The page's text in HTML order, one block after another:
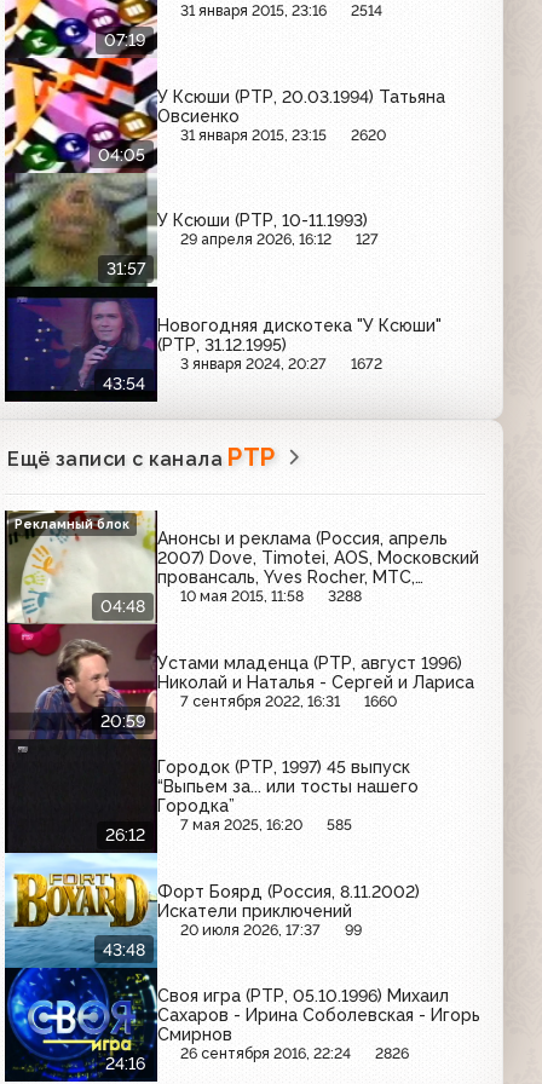
07:19
31 января 2015, 23:16 2514
04:05
У Ксюши (РТР, 20.03.1994) Татьяна
Овсиенко
31 января 2015, 23:15 2620
31:57
У Ксюши (РТР, 10-11.1993)
29 апреля 2026, 16:12 127
43:54
Новогодняя дискотека "У Ксюши"
(РТР, 31.12.1995)
3 января 2024, 20:27 1672
Ещё записи с канала РТР
04:48
Анонсы и реклама (Россия, апрель
2007) Dove, Timotei, AOS, Московский
провансаль, Yves Rocher, МТС,
Воздушный, Биолан, Knorr
10 мая 2015, 11:58 3288
Рекламный блок
20:59
Устами младенца (РТР, август 1996)
Николай и Наталья - Сергей и Лариса
7 сентября 2022, 16:31 1660
26:12
Городок (РТР, 1997) 45 выпуск
“Выпьем за... или тосты нашего
Городка”
7 мая 2025, 16:20 585
43:48
Форт Боярд (Россия, 8.11.2002)
Искатели приключений
20 июля 2026, 17:37 99
24:16
Своя игра (РТР, 05.10.1996) Михаил
Сахаров - Ирина Соболевская - Игорь
Смирнов
26 сентября 2016, 22:24 2826